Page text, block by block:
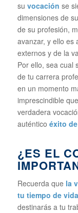
su vocación se
dimensiones de
de su profesión,
avanzar, y ello es
externos y de la
Por ello, sea cual
de tu carrera
en un momento
imprescindible
verdadera
auténtico éxito
¿ES EL
Recuerda que la
tu tiempo de vida
destinarás a tu